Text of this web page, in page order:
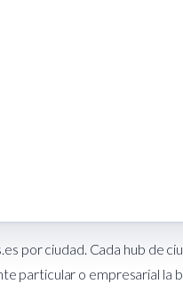
por ciudad. Cada hub de
particular o empresarial